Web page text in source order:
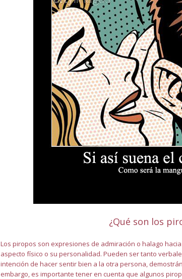
¿Qué son los
Los piropos son expresiones de admiración o halago
aspecto físico o su personalidad. Pueden ser tanto
intención de hacer sentir bien a la otra persona,
embargo, es importante tener en cuenta que algunos